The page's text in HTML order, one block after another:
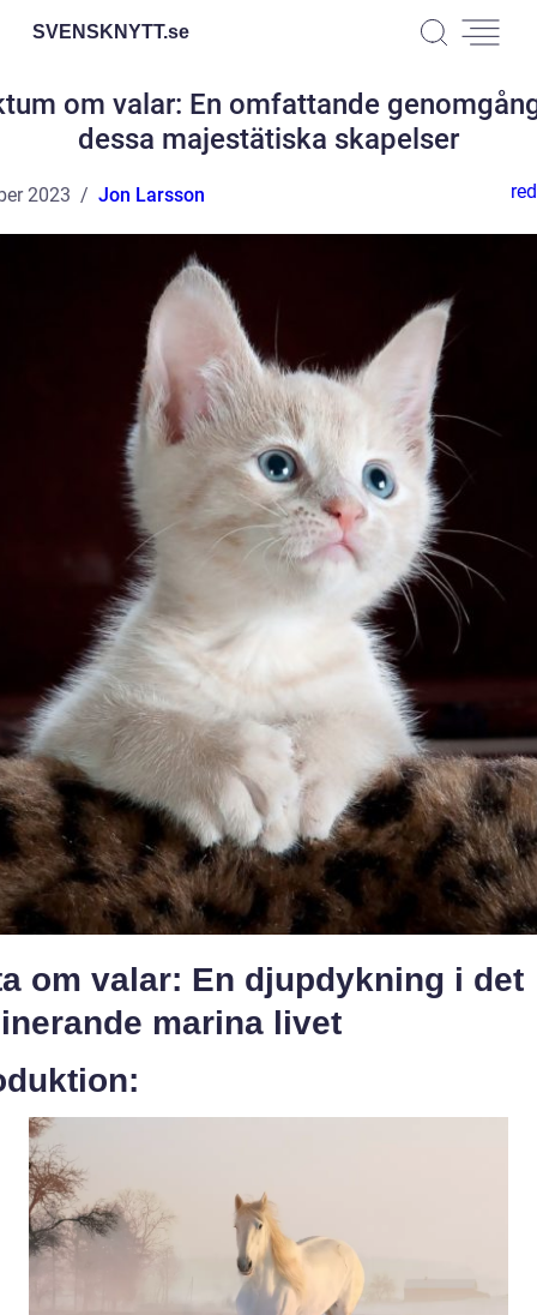
SVENSKNYTT.se
om valar: En omfattande
dessa majestätiska skapelser
2023 Jon Larsson
om valar: En djupdykning i det
marina livet